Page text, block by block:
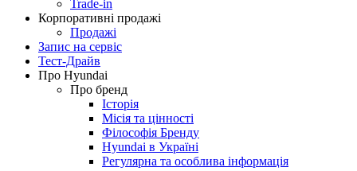
Trade-in
Корпоративні продажі
Продажі
Запис на сервіс
Тест-Драйв
Про Hyundai
Про бренд
Історія
Місія та цінності
Філософія Бренду
Hyundai в Україні
Регулярна та особлива інформація